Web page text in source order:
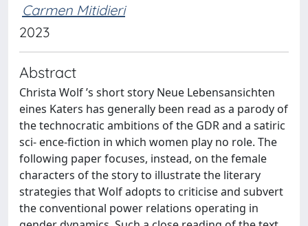
Carmen Mitidieri
2023
Abstract
Christa Wolf ’s short story Neue Lebensansichten
eines Katers has generally been read as a parody of
the technocratic ambitions of the GDR and a satiric
sci- ence-fiction in which women play no role. The
following paper focuses, instead, on the female
characters of the story to illustrate the literary
strategies that Wolf adopts to criticise and subvert
the conventional power relations operating in